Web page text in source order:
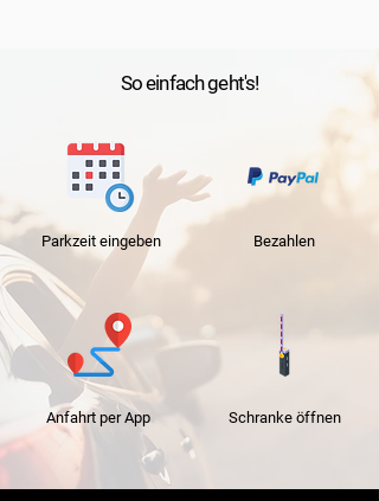
So einfach geht's!
Parkzeit eingeben
Anfahrt per App
Bezahlen
Schranke öffnen